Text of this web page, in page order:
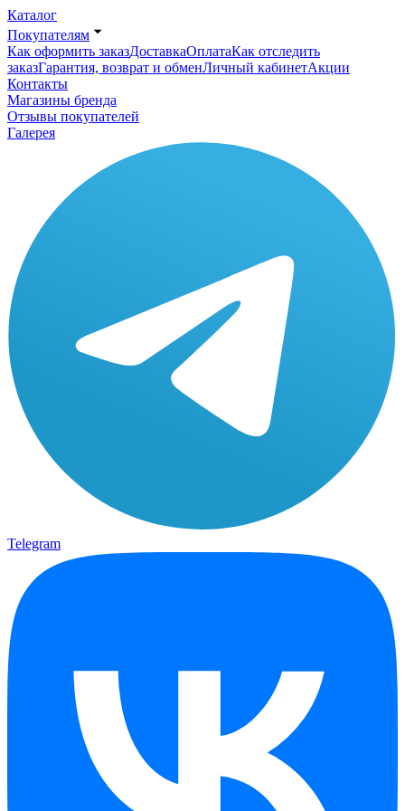
Каталог
Покупателям
Как оформить заказДоставкаОплатаКак отследить
заказГарантия, возврат и обменЛичный кабинетАкции
Контакты
Магазины бренда
Отзывы покупателей
Галерея
Telegram